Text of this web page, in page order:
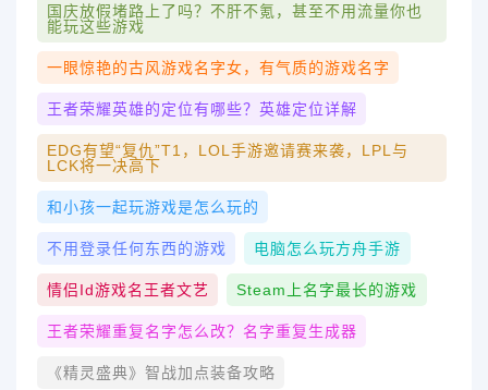
国庆放假堵路上了吗？不肝不氪，甚至不用流量你也
能玩这些游戏
一眼惊艳的古风游戏名字女，有气质的游戏名字
王者荣耀英雄的定位有哪些？英雄定位详解
EDG有望“复仇”T1，LOL手游邀请赛来袭，LPL与
LCK将一决高下
和小孩一起玩游戏是怎么玩的
不用登录任何东西的游戏 电脑怎么玩方舟手游
情侣id游戏名王者文艺 Steam上名字最长的游戏
王者荣耀重复名字怎么改？名字重复生成器
《精灵盛典》智战加点装备攻略